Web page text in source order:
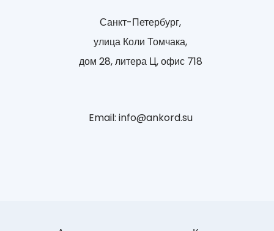
Санкт-Петербург,
улица Коли Томчака,
дом 28, литера Ц, офис 718
Email: info@ankord.su